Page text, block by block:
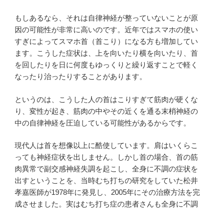
もしあるなら、それは自律神経が整っていないことが原
因の可能性が非常に高いのです。近年ではスマホの使い
すぎによってスマホ首（首こり）になる方も増加してい
ます。こうした症状は、上を向いたり横を向いたり、首
を回したりを日に何度もゆっくりと繰り返すことで軽く
なったり治ったりすることがあります。
というのは、こうした人の首はこりすぎて筋肉が硬くな
り、変性が起き、筋肉の中やその近くを通る末梢神経の
中の自律神経を圧迫している可能性があるからです。
現代人は首を想像以上に酷使しています。肩はいくらこ
っても神経症状を出しません。しかし首の場合、首の筋
肉異常で副交感神経失調を起こし、全身に不調の症状を
出すということを、当時むち打ちの研究をしていた松井
孝嘉医師が1978年に発見し、2005年にその治療方法を完
成させました。実はむち打ち症の患者さんも全身に不調